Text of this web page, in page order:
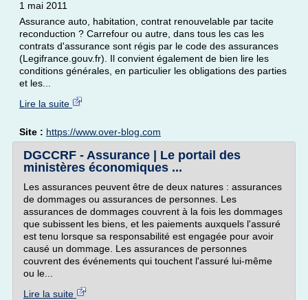
1 mai 2011
Assurance auto, habitation, contrat renouvelable par tacite
reconduction ? Carrefour ou autre, dans tous les cas les
contrats d'assurance sont régis par le code des assurances
(Legifrance.gouv.fr). Il convient également de bien lire les
conditions générales, en particulier les obligations des parties
et les...
Lire la suite
Site : https://www.over-blog.com
DGCCRF - Assurance | Le portail des
ministères économiques ...
Les assurances peuvent être de deux natures : assurances
de dommages ou assurances de personnes. Les
assurances de dommages couvrent à la fois les dommages
que subissent les biens, et les paiements auxquels l'assuré
est tenu lorsque sa responsabilité est engagée pour avoir
causé un dommage. Les assurances de personnes
couvrent des événements qui touchent l'assuré lui-même
ou le...
Lire la suite